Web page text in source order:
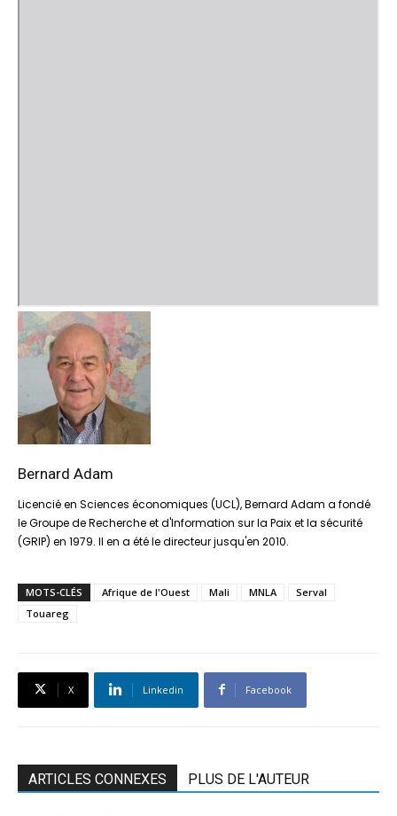
Bernard Adam
Licencié en Sciences économiques (UCL), Bernard Adam a fondé
le Groupe de Recherche et d'Information sur la Paix et la sécurité
(GRIP) en 1979. Il en a été le directeur jusqu'en 2010.
MOTS-CLÉS Afrique de l'Ouest Mali MNLA
Serval
Touareg
X Linkedin Facebook
ARTICLES CONNEXES PLUS DE L'AUTEUR